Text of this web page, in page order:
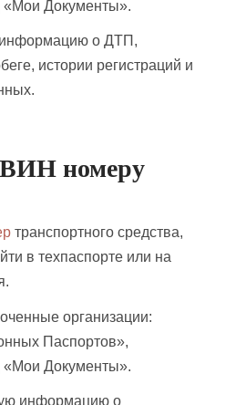
Документы».
о ДТП,
истории регистраций и
номеру
транспортного средства,
в техпаспорте или на
организации:
Паспортов»,
Документы».
информацию о